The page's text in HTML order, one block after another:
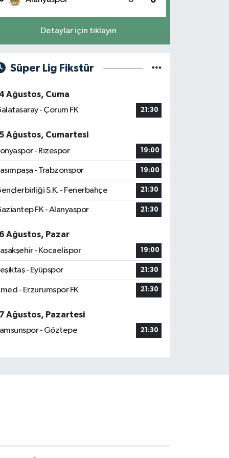
Detaylar için tıklayın
Süper Lig Fikstür
Ağustos, Cuma
- Çorum FK
21:30
Ağustos, Cumartesi
- Rizespor
19:00
- Trabzonspor 19:00
S.K. - Fenerbahçe 21:30
FK - Alanyaspor 21:30
Ağustos, Pazar
- Kocaelispor
19:00
- Eyüpspor 21:30
- Erzurumspor FK 21:30
Ağustos, Pazartesi
- Göztepe
21:30